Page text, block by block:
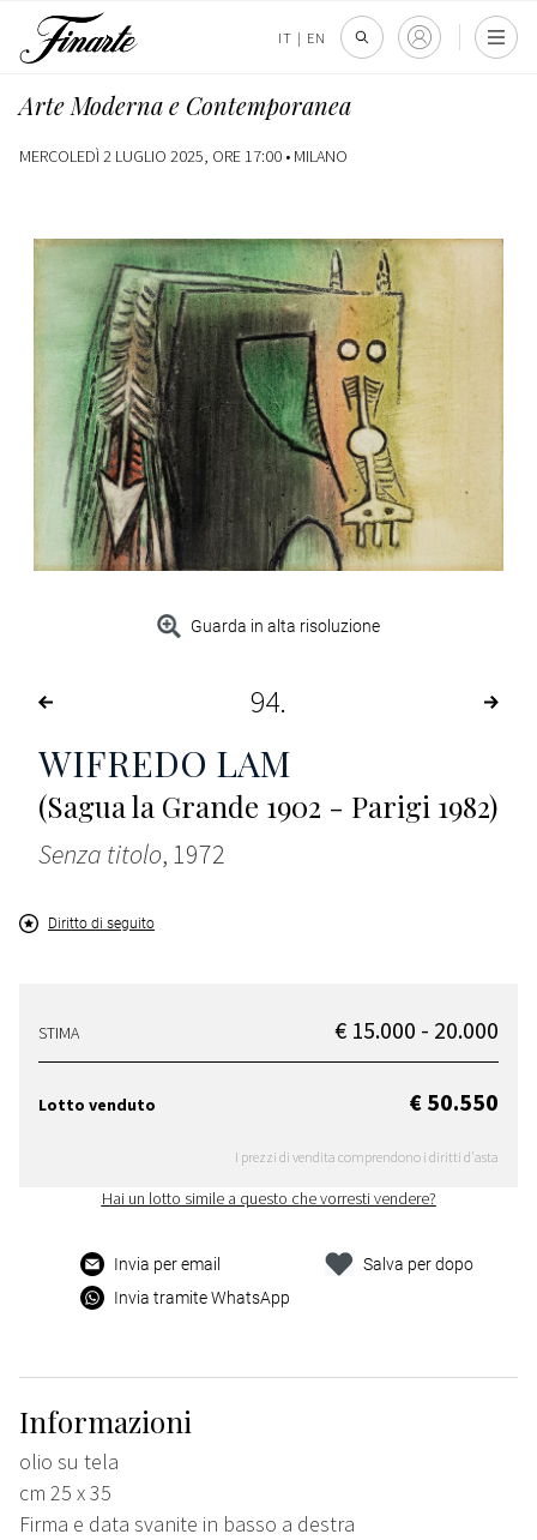
IT | EN
Arte Moderna e Contemporanea
MERCOLEDÌ 2 LUGLIO 2025, ORE 17:00 • MILANO
Guarda in alta risoluzione
94
WIFREDO LAM
(Sagua la Grande 1902 - Parigi 1982)
Senza titolo, 1972
Diritto di seguito
STIMA € 15.000 - 20.000
Lotto venduto € 50.550
I prezzi di vendita comprendono i diritti d'asta
Hai un lotto simile a questo che vorresti vendere?
Invia per email
Invia tramite WhatsApp
Salva per dopo
Informazioni
olio su tela
cm 25 x 35
Firma e data svanite in basso a destra